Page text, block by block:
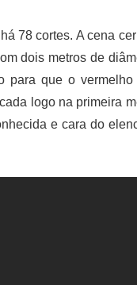
78 cortes. A cena
dois metros de
para que o
logo na primeira
e cara do